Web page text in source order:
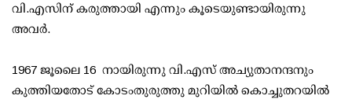
വി.എസിന് കരുത്തായി എന്നും കൂടെയുണ്ടായിരുന്നു
അവര്‍.
1967 ജൂലൈ 16 നായിരുന്നു വി.എസ് അച്യുതാനന്ദനും
കുത്തിയതോട് കോടംതുരുത്തു മുറിയില്‍ കൊച്ചുതറയില്‍